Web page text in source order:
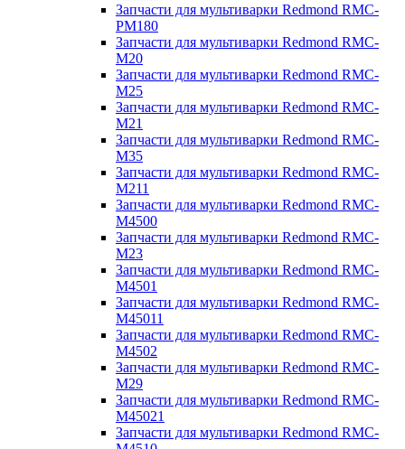
Запчасти для мультиварки Redmond RMC-
PM180
Запчасти для мультиварки Redmond RMC-
M20
Запчасти для мультиварки Redmond RMC-
M25
Запчасти для мультиварки Redmond RMC-
M21
Запчасти для мультиварки Redmond RMC-
M35
Запчасти для мультиварки Redmond RMC-
M211
Запчасти для мультиварки Redmond RMC-
M4500
Запчасти для мультиварки Redmond RMC-
M23
Запчасти для мультиварки Redmond RMC-
M4501
Запчасти для мультиварки Redmond RMC-
M45011
Запчасти для мультиварки Redmond RMC-
M4502
Запчасти для мультиварки Redmond RMC-
M29
Запчасти для мультиварки Redmond RMC-
M45021
Запчасти для мультиварки Redmond RMC-